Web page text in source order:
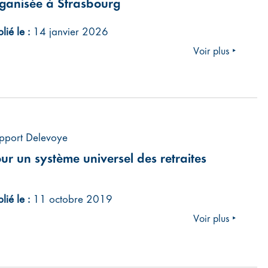
à Strasbourg
le : 14 janvier 2026
Voir plus ‣
Delevoye
un système universel des retraites
le : 11 octobre 2019
Voir plus ‣